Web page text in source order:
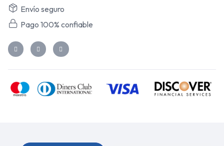
Envío seguro
Pago 100% confiable